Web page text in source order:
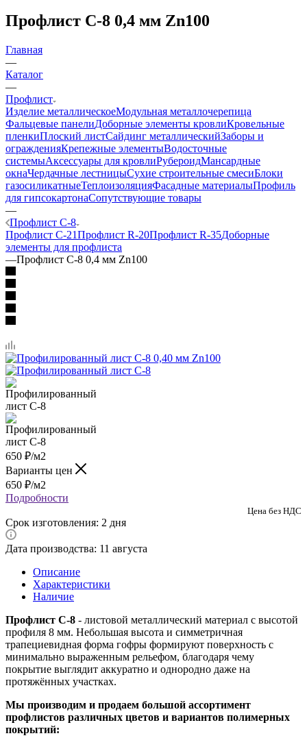
Профлист C-8 0,4 мм Zn100
Главная
—
Каталог
—
Профлист
Изделие металлическоеМодульная металлочерепица
Фальцевые панелиДоборные элементы кровлиКровельные
пленкиПлоский листСайдинг металлическийЗаборы и
огражденияКрепежные элементыВодосточные
системыАксессуары для кровлиРубероидМансардные
окнаЧердачные лестницыСухие строительные смесиБлоки
газосиликатныеТеплоизоляцияФасадные материалыПрофиль
для гипсокартонаСопутствующие товары
—
Профлист C-8
Профлист C-21Профлист R-20Профлист R-35Доборные
элементы для профлиста
—Профлист C-8 0,4 мм Zn100
650 ₽/м2
Варианты цен
650 ₽/м2
Подробности
Цена без НДС
Срок изготовления: 2 дня
Дата производства: 11 августа
Описание
Характеристики
Наличие
Профлист С-8 - листовой металлический материал с высотой
профиля 8 мм. Небольшая высота и симметричная
трапециевидная форма гофры формируют поверхность с
минимально выраженным рельефом, благодаря чему
покрытие выглядит аккуратно и однородно даже на
протяжённых участках.
Мы производим и продаем большой ассортимент
профлистов различных цветов и вариантов полимерных
покрытий: